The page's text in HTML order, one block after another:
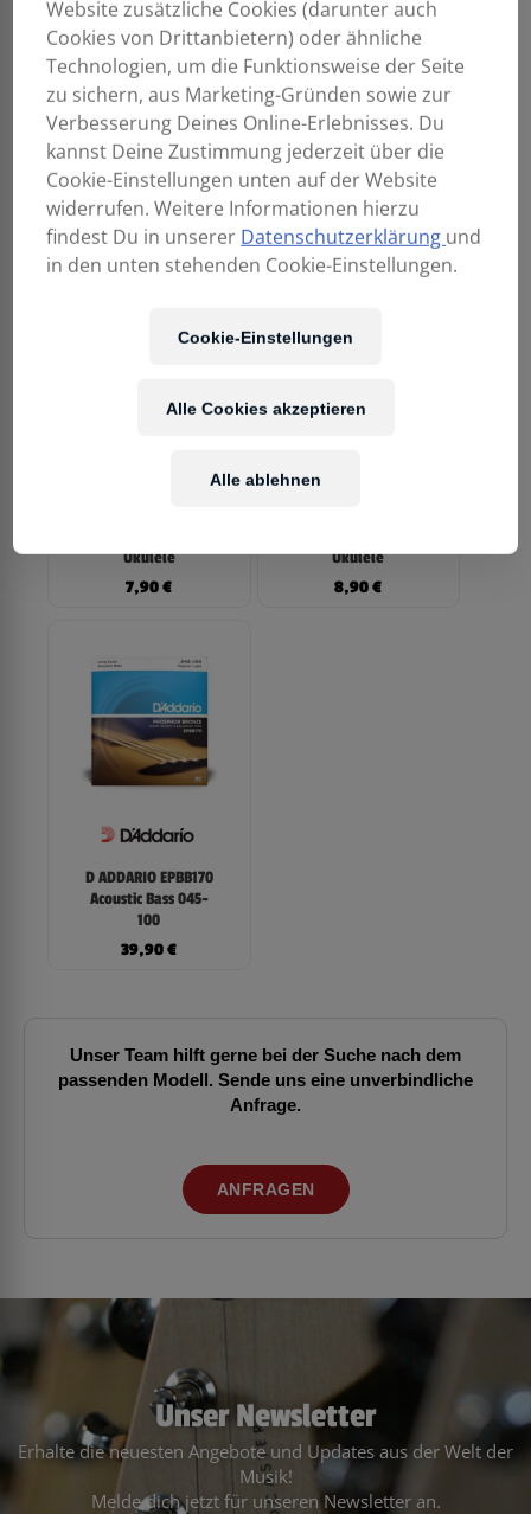
D ADDARIO EJ74
Mandoline LoopEnd
Satz 011-040
15,90
D ADDARIO EJ87C
Titanium Concert
€
Ukulele
7,90€
Ukulele
8,90€
D ADDARIO EPBB170
Acoustic Bass 045-
100
39,90€
Unser Team hilft gerne bei der Suche nach dem
passenden Modell. Sende uns eine unverbindliche
Anfrage.
ANFRAGEN
Unser Newsletter
Erhalte die neuesten Angebote und Updates aus der Welt der
Musik!
Melde dich jetzt für unseren Newsletter an.
Website zusätzliche Cookies (darunter auch
Cookies von Drittanbietern) oder ähnliche
Technologien, um die Funktionsweise der Seite
zu sichern, aus Marketing-Gründen sowie zur
Verbesserung Deines Online-Erlebnisses. Du
kannst Deine Zustimmung jederzeit über die
Cookie-Einstellungen unten auf der Website
widerrufen. Weitere Informationen hierzu
findest Du in unserer Datenschutzerklärung und
in den unten stehenden Cookie-Einstellungen.
Cookie-Einstellungen
Alle ablehnen
Alle Cookies akzeptieren